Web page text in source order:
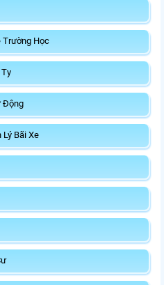
Trường Học
Ty
Động
Lý Bãi Xe